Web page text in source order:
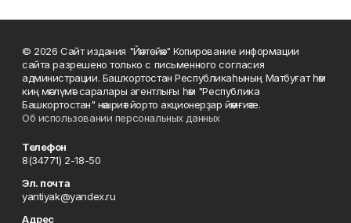
© 2026 Сайт издания "Йәнтөйәк" Копирование информации
сайта разрешено только с письменного согласия
администрации. Башҡортостан Республикаһының Матбуғат һәм
киң мәғлүмәт саралары агентлығы һәм "Республика
Башкортостан" нәшриәт йорто акционерҙар йәмғиәте.
Об использовании персональных данных
Телефон
8(34771) 2-18-50
Эл. почта
yantiyak@yandex.ru
Адрес